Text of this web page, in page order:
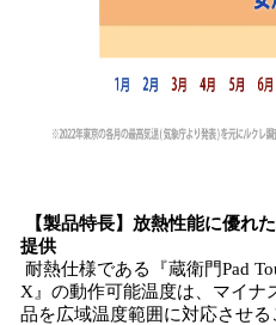
【製品特長】放熱性能に優れ
提供
耐熱仕様である『蔵衛門Pad
X』の動作可能温度は、マイナ
品を広域温度範囲に対応させ